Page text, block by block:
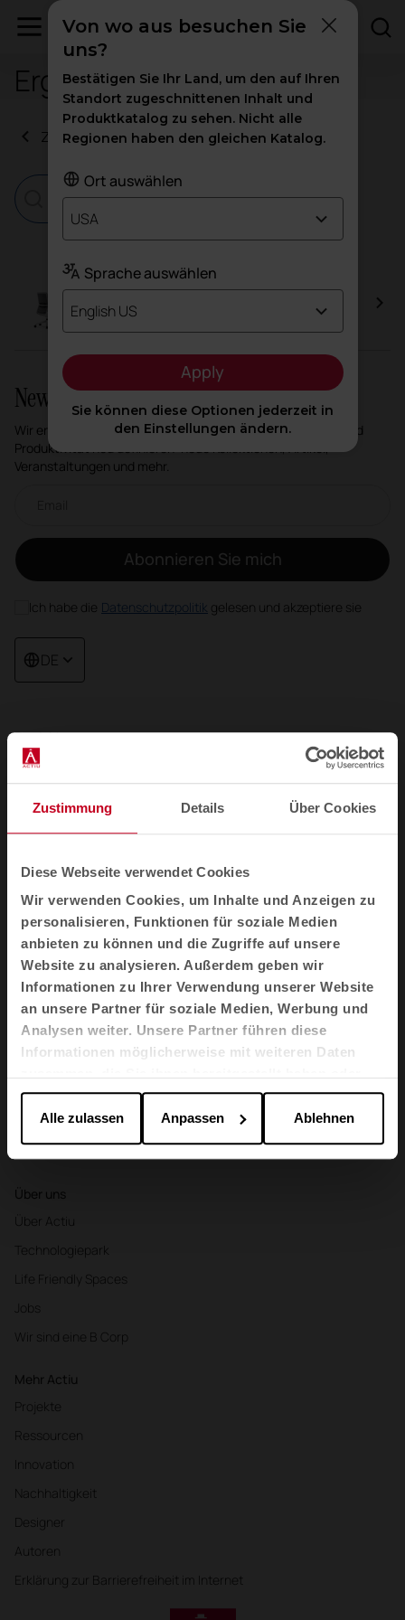
Zustimmung Details Über Cookies
Diese Webseite verwendet Cookies
Wir verwenden Cookies, um Inhalte und Anzeigen zu
personalisieren, Funktionen für soziale Medien
anbieten zu können und die Zugriffe auf unsere
Website zu analysieren. Außerdem geben wir
Informationen zu Ihrer Verwendung unserer Website
an unsere Partner für soziale Medien, Werbung und
Analysen weiter. Unsere Partner führen diese
Informationen möglicherweise mit weiteren Daten
die sie im Rahmen Ihrer Nutzung der Dienste
gesammelt haben.
Alle zulassen Anpassen Ablehnen
Ergonomie-Test
Zurück zu den Zertifikaten
A+S Work
Produkte
Sitzmöbel
Sessel und Sofas
Trennelemente
Stauraum
Agile
Branchen
Büros
Gesundheitswesen
Gastgewerbe
Cool Working
Materialien & Oberflächen
Über uns
Über Actiu
Technologiepark
Life Friendly Spaces
Jobs
Wir sind eine B Corp
Mehr Actiu
Projekte
Ressourcen
Innovation
Nachhaltigkeit
Designer
Autoren
Erklärung zur Barrierefreiheit im Internet
Newsletter und soziale Netzwerke
Wir erzählen Ihnen, wie Räume Wohlbefinden, Kreativität und
Produktivität neu definieren: neue Kollektionen, Artikel,
Veranstaltungen und mehr.
Abonnieren Sie mich
Ich habe die Datenschutzpolitik gelesen und akzeptiere sie
DE
Von wo aus besuchen Sie
uns?
Bestätigen Sie Ihr Land, um den auf Ihren
Standort zugeschnittenen Inhalt und
Produktkatalog zu sehen. Nicht alle
Regionen haben den gleichen Katalog.
Ort auswählen
USA
Sprache auswählen
English US
Apply
Sie können diese Optionen jederzeit in
den Einstellungen ändern.